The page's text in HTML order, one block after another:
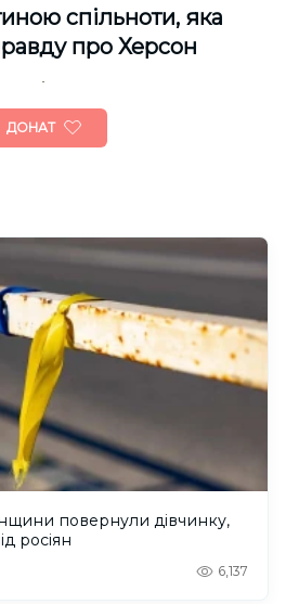
спільноти, яка
про Херсон
ДОНАТ
повернули дівчинку,
росіян
6,137